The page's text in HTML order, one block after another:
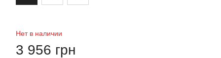
Нет в наличии
3 956 грн